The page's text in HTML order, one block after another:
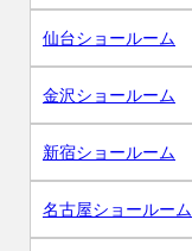
仙台ショールーム
金沢ショールーム
新宿ショールーム
名古屋ショールーム